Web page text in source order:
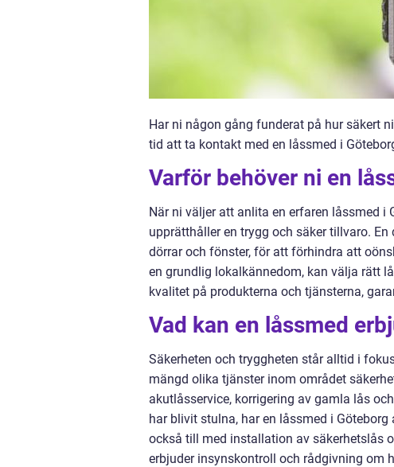
Har ni någon gång funderat på hur säkert
tid att ta kontakt med en låssmed i
Varför behöver ni en
När ni väljer att anlita en erfaren låssmed i
upprätthåller en trygg och säker tillvaro.
dörrar och fönster, för att förhindra att
en grundlig lokalkännedom, kan välja rätt
kvalitet på produkterna och tjänsterna,
Vad kan en låssmed
Säkerheten och tryggheten står alltid i
mängd olika tjänster inom området
akutlåsservice, korrigering av gamla lås
har blivit stulna, har en låssmed i
också till med installation av säkerhetslås
erbjuder insynskontroll och rådgivning om